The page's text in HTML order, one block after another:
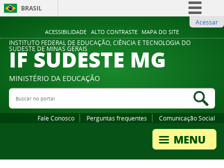
ACESSIBILIDADE ALTO CONTRASTE MAPA DO SITE
BRASIL
Comunica BR
Participe
Legislação
Acessar
INSTITUTO FEDERAL DE EDUCAÇÃO, CIÊNCIA E TECNOLOGIA DO
SUDESTE DE MINAS GERAIS
IF SUDESTE MG
MINISTÉRIO DA EDUCAÇÃO
Buscar no portal
Fale Conosco Perguntas frequentes Comunicação Social